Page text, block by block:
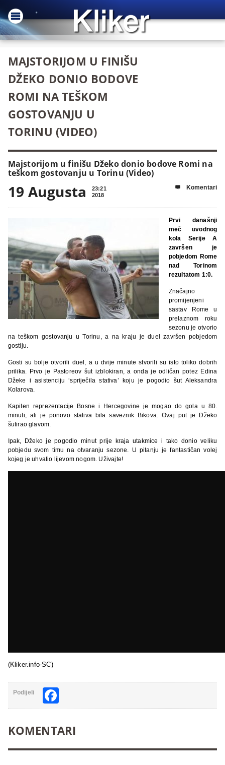
MAJSTORIJOM U FINIŠU
DŽEKO DONIO BODOVE
ROMI NA TEŠKOM
GOSTOVANJU U
TORINU (VIDEO)
Majstorijom u finišu Džeko donio bodove Romi na
teškom gostovanju u Torinu (Video)
19 Augusta
23:21
2018
 Komentari
Prvi današnji
meč uvodnog
kola Serije A
završen je
pobjedom Rome
nad Torinom
rezultatom 1:0.
Značajno
promijenjeni
sastav Rome u
prelaznom roku
sezonu je otvorio
na teškom gostovanju u Torinu, a na kraju je duel završen pobjedom
gostiju.
Gosti su bolje otvorili duel, a u dvije minute stvorili su isto toliko dobrih
prilika. Prvo je Pastoreov šut izblokiran, a onda je odličan potez Edina
Džeke i asistenciju ‘spriječila stativa’ koju je pogodio šut Aleksandra
Kolarova.
Kapiten reprezentacije Bosne i Hercegovine je mogao do gola u 80.
minuti, ali je ponovo stativa bila saveznik Bikova. Ovaj put je Džeko
šutirao glavom.
Ipak, Džeko je pogodio minut prije kraja utakmice i tako donio veliku
pobjedu svom timu na otvaranju sezone. U pitanju je fantastičan volej
kojeg je uhvatio lijevom nogom. Uživajte!
(Kliker.info-SC)
Podijeli
KOMENTARI